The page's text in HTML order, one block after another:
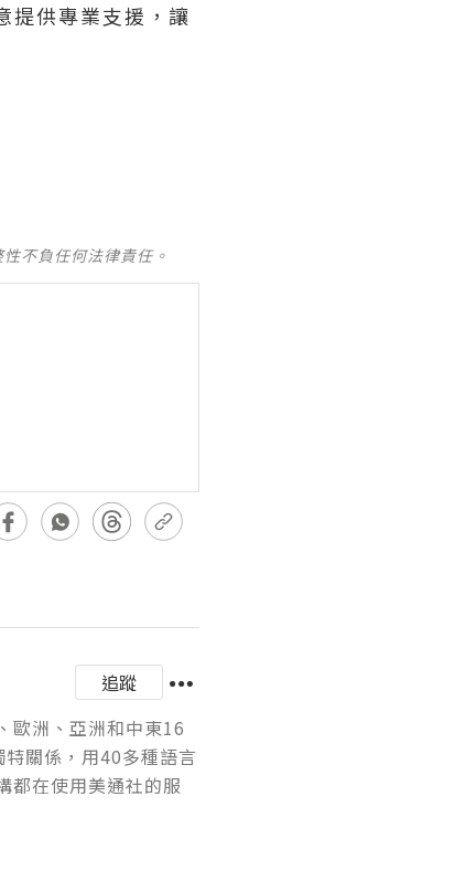
提供專業支援，讓
不負任何法律責任。
追蹤
歐洲、亞洲和中東16
關係，用40多種語言
都在使用美通社的服